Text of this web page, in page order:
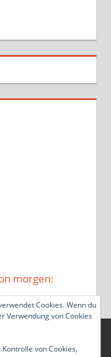
morgen:
ThemeZee.
Cookies. Wenn du
Verwendung von Cookies
von Cookies,